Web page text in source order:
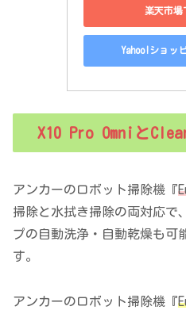
楽天市場
Yahoo!ショッ
X10 Pro Omniと
アンカーのロボット掃除機『
掃除と水拭き掃除の両対応で
プの自動洗浄・自動乾燥も可
す。
アンカーのロボット掃除機『